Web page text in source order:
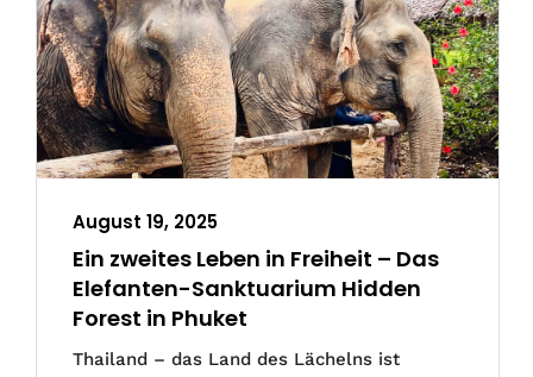
August 19, 2025
Ein zweites Leben in Freiheit – Das
Elefanten-Sanktuarium Hidden
Forest in Phuket
Thailand – das Land des Lächelns ist